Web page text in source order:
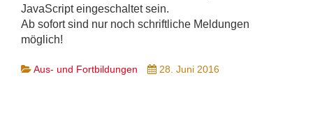
JavaScript eingeschaltet sein.
Ab sofort sind nur noch schriftliche Meldungen
möglich!
Aus- und Fortbildungen 28. Juni 2016